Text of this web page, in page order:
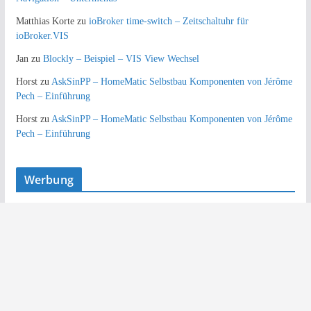
Matthias Kortezu ioBroker time-switch – Zeitschaltuhr für
ioBroker.VIS
Janzu Blockly – Beispiel – VIS View Wechsel
Horstzu AskSinPP – HomeMatic Selbstbau Komponenten von Jérôme
Pech – Einführung
Horstzu AskSinPP – HomeMatic Selbstbau Komponenten von Jérôme
Pech – Einführung
Werbung